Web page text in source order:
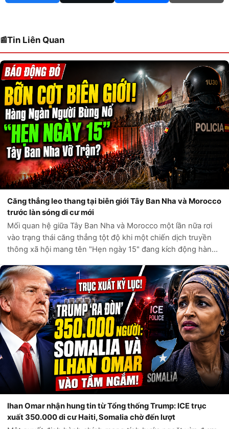
Tin Liên Quan
Căng thẳng leo thang tại biên giới Tây Ban Nha và Morocco
trước làn sóng di cư mới
Mối quan hệ giữa Tây Ban Nha và Morocco một lần nữa rơi
vào trạng thái căng thẳng tột độ khi một chiến dịch truyền
thông xã hội mang tên "Hẹn ngày 15" đang kích động hàng
thổ hải ngoại của Tây...
Ihan Omar nhận hung tin từ Tổng thống Trump: ICE trục
xuất 350.000 di cư Haiti, Somalia chờ đến lượt